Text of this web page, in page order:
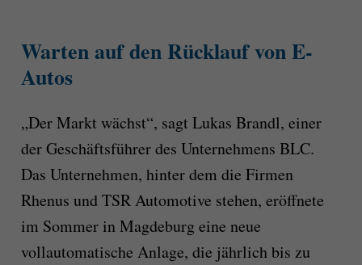
Warten auf den Rücklauf von E-
Autos
„Der Markt wächst“, sagt Lukas Brandl, einer
der Geschäftsführer des Unternehmens BLC.
Das Unternehmen, hinter dem die Firmen
Rhenus und TSR Automotive stehen, eröffnete
im Sommer in Magdeburg eine neue
vollautomatische Anlage, die jährlich bis zu